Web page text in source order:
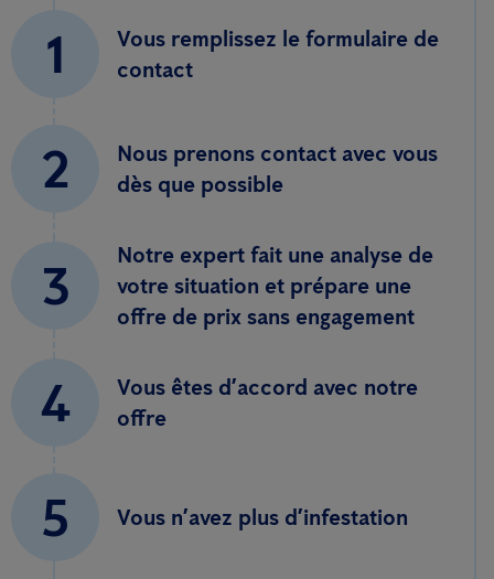
1
Vous remplissez le formulaire de
contact
2
Nous prenons contact avec vous
dès que possible
3
Notre expert fait une analyse de
votre situation et prépare une
offre de prix sans engagement
4
Vous êtes d’accord avec notre
offre
5 Vous n’avez plus d’infestation